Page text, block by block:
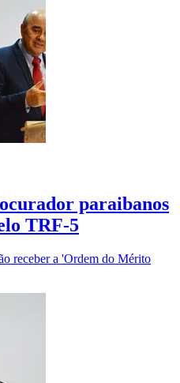
paraibanos
TRF-5
receber a 'Ordem do Mérito